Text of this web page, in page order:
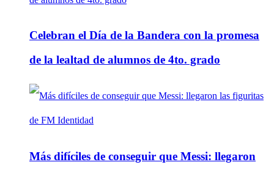
Celebran el Día de la Bandera con la promesa
de la lealtad de alumnos de 4to. grado
Más difíciles de conseguir que Messi: llegaron